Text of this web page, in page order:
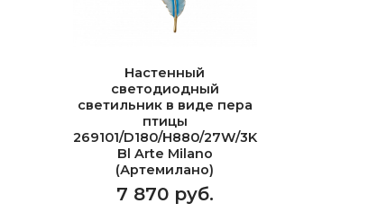
Настенный
светодиодный
светильник в виде пера
птицы
269101/D180/H880/27W/3K
Bl Arte Milano
(Артемилано)
7 870 руб.